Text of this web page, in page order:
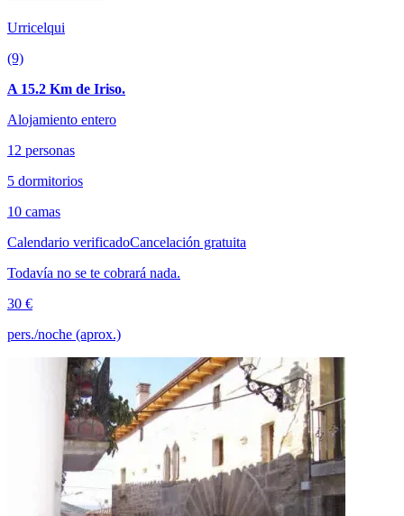
Urricelqui
(9)
A 15.2 Km de Iriso.
Alojamiento entero
12 personas
5 dormitorios
10 camas
Calendario verificadoCancelación gratuita
Todavía no se te cobrará nada.
30 €
pers./noche (aprox.)